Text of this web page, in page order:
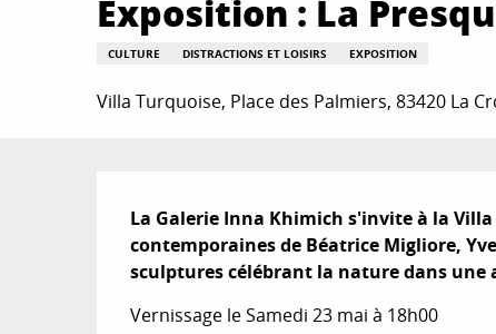
Exposition : La
CULTURE DISTRACTIONS ET LOISIRS EXPOSITION
Villa Turquoise, Place des Palmiers, 83420 La
Description
La Galerie Inna Khimich s'invite à la
contemporaines de Béatrice Migliore,
sculptures célébrant la nature dans une
Vernissage le Samedi 23 mai à 18h00